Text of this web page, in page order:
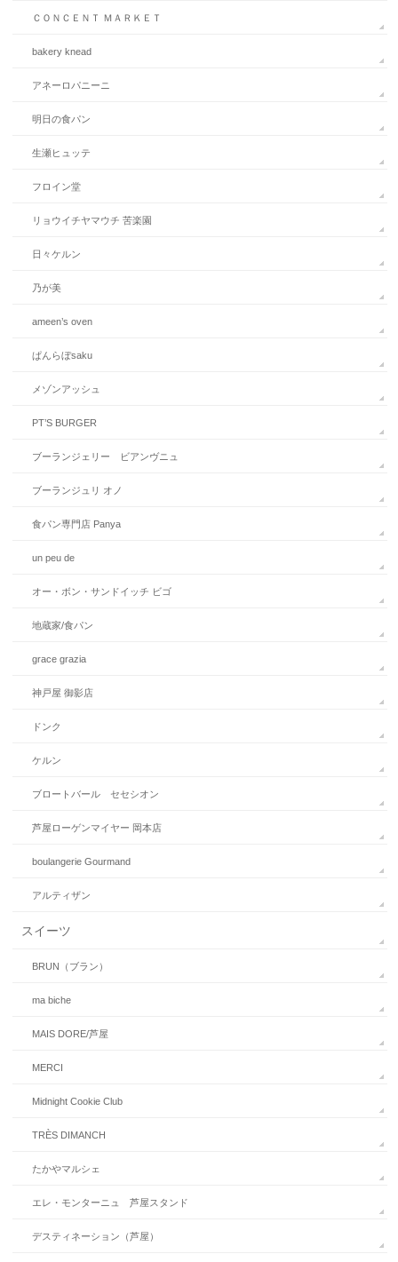
ＣＯＮＣＥＮＴ ＭＡＲＫＥＴ
bakery knead
アネーロパニーニ
明日の食パン
生瀬ヒュッテ
フロイン堂
リョウイチヤマウチ 苦楽園
日々ケルン
乃が美
ameen’s oven
ぱんらぼsaku
メゾンアッシュ
PT’S BURGER
ブーランジェリー ビアンヴニュ
ブーランジュリ オノ
食パン専門店 Panya
un peu de
オー・ボン・サンドイッチ ビゴ
地蔵家/食パン
grace grazia
神戸屋 御影店
ドンク
ケルン
ブロートバール セセシオン
芦屋ローゲンマイヤー 岡本店
boulangerie Gourmand
アルティザン
スイーツ
BRUN（ブラン）
ma biche
MAIS DORE/芦屋
MERCI
Midnight Cookie Club
TRÈS DIMANCH
たかやマルシェ
エレ・モンターニュ 芦屋スタンド
デスティネーション（芦屋）